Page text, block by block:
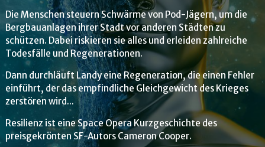
Die Menschen steuern Schwärme von Pod-Jägern, um die
Bergbauanlagen ihrer Stadt vor anderen Städten zu
schützen. Dabei riskieren sie alles und erleiden zahlreiche
Todesfälle und Regenerationen.
Dann durchläuft Landy eine Regeneration, die einen Fehler
einführt, der das empfindliche Gleichgewicht des Krieges
zerstören wird...
Resilienz ist eine Space Opera Kurzgeschichte des
preisgekrönten SF-Autors Cameron Cooper.